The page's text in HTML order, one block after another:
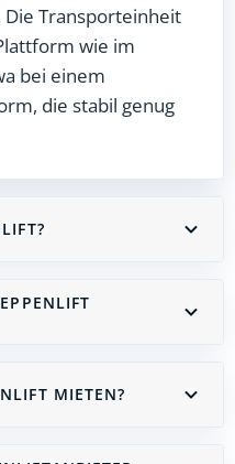
Transporteinheit
wie im
bei einem
die stabil genug
MIETEN?